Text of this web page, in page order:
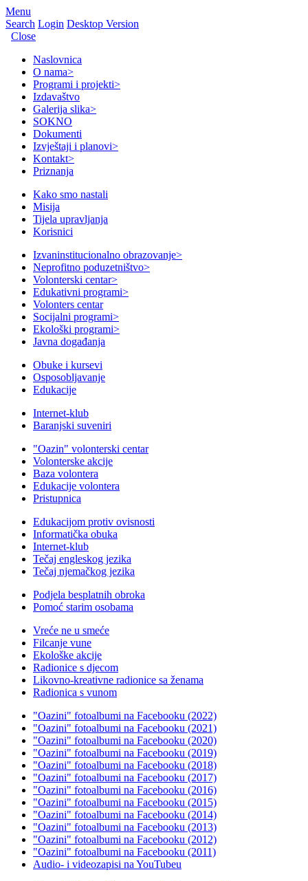
Menu
Search Login Desktop Version
Close
Naslovnica
O nama>
Programi i projekti>
Izdavaštvo
Galerija slika>
SOKNO
Dokumenti
Izvještaji i planovi>
Kontakt>
Priznanja
Kako smo nastali
Misija
Tijela upravljanja
Korisnici
Izvaninstitucionalno obrazovanje>
Neprofitno poduzetništvo>
Volonterski centar>
Edukativni programi>
Volonters centar
Socijalni programi>
Ekološki programi>
Javna događanja
Obuke i kursevi
Osposobljavanje
Edukacije
Internet-klub
Baranjski suveniri
"Oazin" volonterski centar
Volonterske akcije
Baza volontera
Edukacije volontera
Pristupnica
Edukacijom protiv ovisnosti
Informatička obuka
Internet-klub
Tečaj engleskog jezika
Tečaj njemačkog jezika
Podjela besplatnih obroka
Pomoć starim osobama
Vreće ne u smeće
Filcanje vune
Ekološke akcije
Radionice s djecom
Likovno-kreativne radionice sa ženama
Radionica s vunom
"Oazini" fotoalbumi na Facebooku (2022)
"Oazini" fotoalbumi na Facebooku (2021)
"Oazini" fotoalbumi na Facebooku (2020)
"Oazini" fotoalbumi na Facebooku (2019)
"Oazini" fotoalbumi na Facebooku (2018)
"Oazini" fotoalbumi na Facebooku (2017)
"Oazini" fotoalbumi na Facebooku (2016)
"Oazini" fotoalbumi na Facebooku (2015)
"Oazini" fotoalbumi na Facebooku (2014)
"Oazini" fotoalbumi na Facebooku (2013)
"Oazini" fotoalbumi na Facebooku (2012)
"Oazini" fotoalbumi na Facebooku (2011)
Audio- i videozapisi na YouTubeu